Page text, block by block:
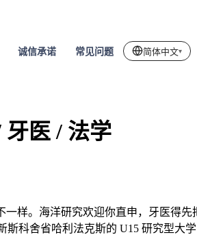
诚信承诺 常见问题 简体中文▾
牙医 / 法学
样。海洋研究欢迎你直申，牙医得先
科舍省哈利法克斯的 U15 研究型大